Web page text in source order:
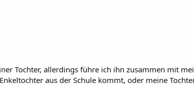
Tochter, allerdings führe ich ihn zusammen mit
aus der Schule kommt, oder meine